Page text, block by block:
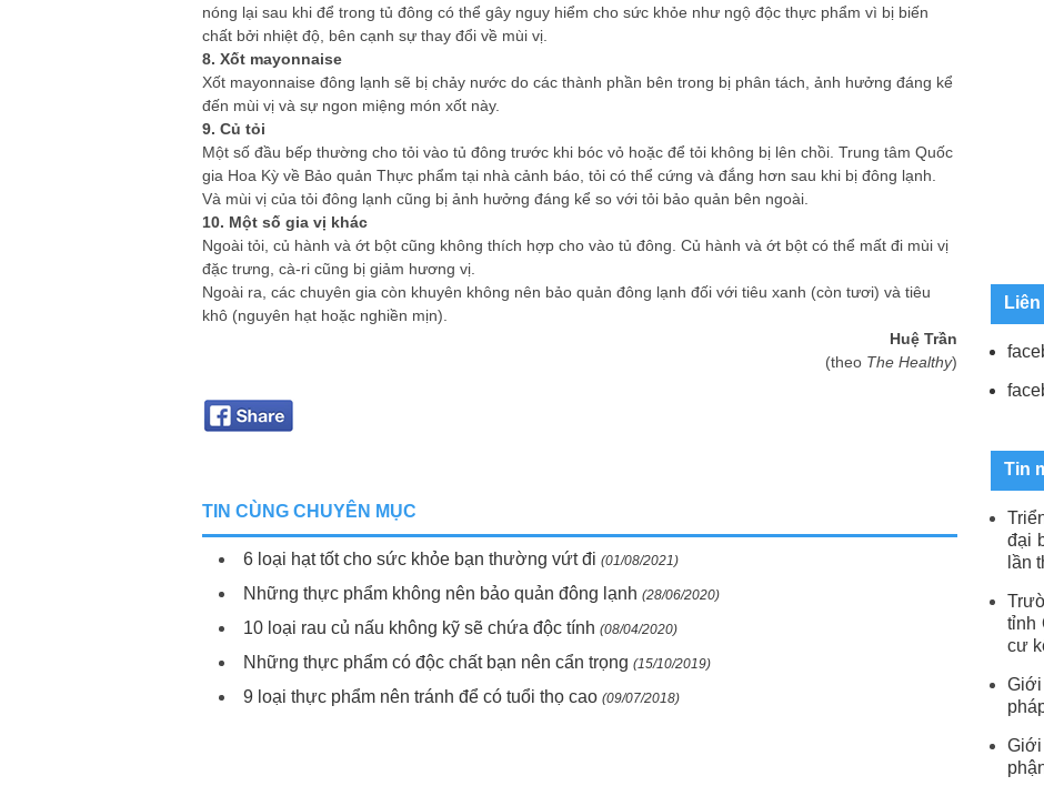
nóng lại sau khi để trong tủ đông có thể gây nguy hiểm cho sức khỏe như ngộ độc thực phẩm vì bị biến
chất bởi nhiệt độ, bên cạnh sự thay đổi về mùi vị.
8. Xốt mayonnaise
Xốt mayonnaise đông lạnh sẽ bị chảy nước do các thành phần bên trong bị phân tách, ảnh hưởng đáng kể
đến mùi vị và sự ngon miệng món xốt này.
9. Củ tỏi
Một số đầu bếp thường cho tỏi vào tủ đông trước khi bóc vỏ hoặc để tỏi không bị lên chồi. Trung tâm Quốc
gia Hoa Kỳ về Bảo quản Thực phẩm tại nhà cảnh báo, tỏi có thể cứng và đắng hơn sau khi bị đông lạnh.
Và mùi vị của tỏi đông lạnh cũng bị ảnh hưởng đáng kể so với tỏi bảo quản bên ngoài.
10. Một số gia vị khác
Ngoài tỏi, củ hành và ớt bột cũng không thích hợp cho vào tủ đông. Củ hành và ớt bột có thể mất đi mùi vị
đặc trưng, cà-ri cũng bị giảm hương vị.
Ngoài ra, các chuyên gia còn khuyên không nên bảo quản đông lạnh đối với tiêu xanh (còn tươi) và tiêu
khô (nguyên hạt hoặc nghiền mịn).
Huệ Trần
(theo The Healthy)
TIN CÙNG CHUYÊN MỤC
6 loại hạt tốt cho sức khỏe bạn thường vứt đi (01/08/2021)
Những thực phẩm không nên bảo quản đông lạnh (28/06/2020)
10 loại rau củ nấu không kỹ sẽ chứa độc tính (08/04/2020)
Những thực phẩm có độc chất bạn nên cẩn trọng (15/10/2019)
9 loại thực phẩm nên tránh để có tuổi thọ cao (09/07/2018)
Tin
đại
lần
tỉnh
cư